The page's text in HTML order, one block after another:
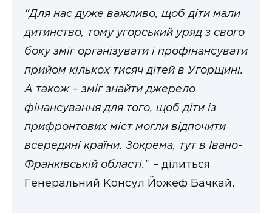
“Для нас дуже важливо, щоб діти мали
дитинство, тому угорський уряд з свого
боку зміг організувати і профінансувати
прийом кількох тисяч дітей в Угорщині.
А також – зміг знайти джерело
фінансування для того, щоб діти із
прифронтових міст могли відпочити
всередині країни. Зокрема, тут в Івано-
Франківській області.” – ділиться
Генеральний Консул Йожеф Бачкай.